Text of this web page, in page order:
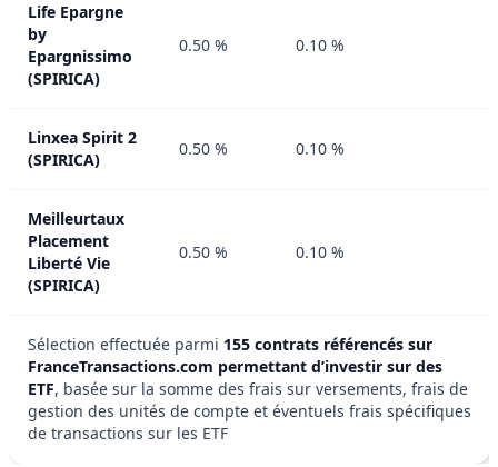
Life Epargne
by
Epargnissimo
(SPIRICA)
0.50 % 0.10 %
Linxea Spirit 2
(SPIRICA)
0.50 % 0.10 %
Meilleurtaux
Placement
Liberté Vie
(SPIRICA)
0.50 % 0.10 %
Sélection effectuée parmi 155 contrats référencés sur
FranceTransactions.com permettant d’investir sur des
ETF, basée sur la somme des frais sur versements, frais de
gestion des unités de compte et éventuels frais spécifiques
de transactions sur les ETF